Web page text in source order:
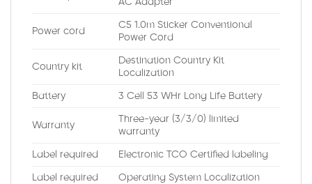
Power cord
C5 1.0m Sticker Conventional
Power Cord
Country kit
Destination Country Kit
Localization
Battery 3 Cell 53 WHr Long Life Battery
Warranty
Three-year (3/3/0) limited
warranty
Label required Electronic TCO Certified labeling
Label required Operating System Localization